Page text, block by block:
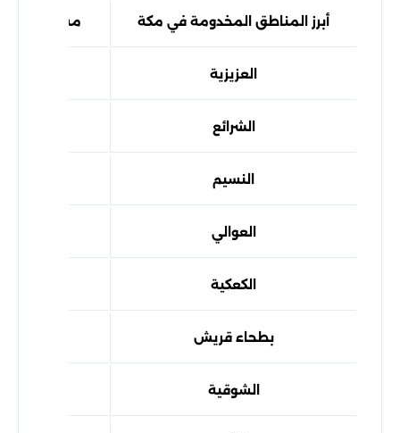
أبرز المناطق المخدومة في مكة مستوى
العزيزية
الشرائع
النسيم
العوالي
الكعكية
بطحاء قريش
الشوقية